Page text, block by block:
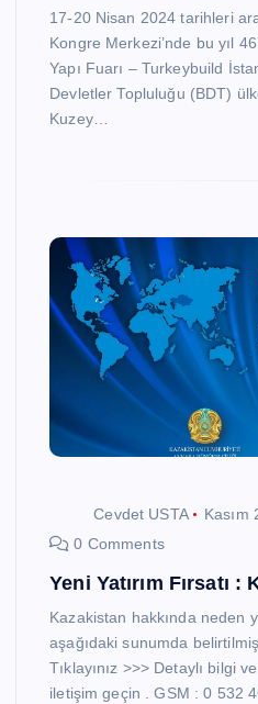
17-20 Nisan 2024 tarihleri
Kongre Merkezi’nde bu yıl
Yapı Fuarı – Turkeybuild
Devletler Topluluğu (BDT)
Kuzey…
Cevdet USTA
Kasım
0 Comments
Yeni Yatırım Fırsatı :
Kazakistan hakkında neden
aşağıdaki sunumda
Tıklayınız >>> Detaylı bilgi
iletişim geçin . GSM : 0 532